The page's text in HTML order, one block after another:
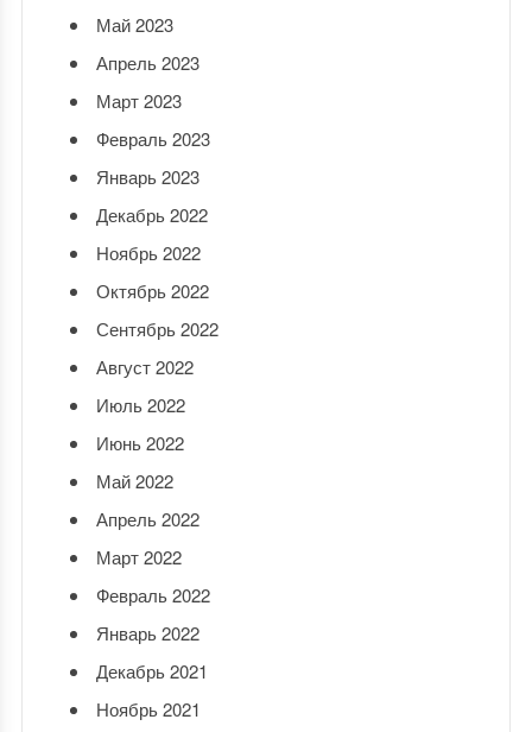
Май 2023
Апрель 2023
Март 2023
Февраль 2023
Январь 2023
Декабрь 2022
Ноябрь 2022
Октябрь 2022
Сентябрь 2022
Август 2022
Июль 2022
Июнь 2022
Май 2022
Апрель 2022
Март 2022
Февраль 2022
Январь 2022
Декабрь 2021
Ноябрь 2021